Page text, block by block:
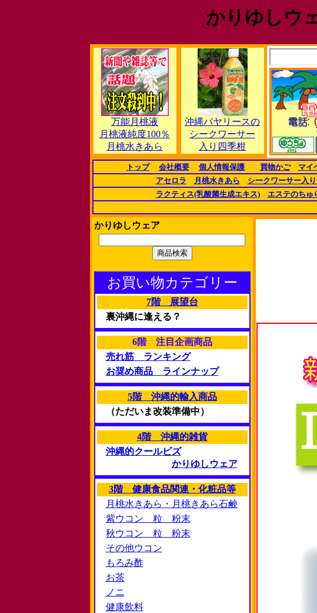
かりゆしウ
万能月桃液
月桃液純度100％
月桃水きあら
沖縄バヤリースの
シークワーサー
入り四季柑
トップ 会社概要 個人情報保護 買物かご マイ
アセロラ
月桃水きあら シークワーサー入
ラクティス(乳酸菌生成エキス)
エステのちゅ
かりゆしウェア
お買い物カテゴリー
7階 展望台
裏沖縄に逢える？
6階 注目企画商品
売れ筋 ランキング
お奨め商品 ラインナップ
5階 沖縄的輸入商品
（ただいま改装準備中）
4階 沖縄的雑貨
沖縄的クールビズ
かりゆしウェア
3階 健康食品関連・化粧品等
月桃水きあら・月桃きあら石鹸
紫ウコン 粒 粉末
秋ウコン 粒 粉末
その他ウコン
もろみ酢
お茶
ノニ
健康飲料